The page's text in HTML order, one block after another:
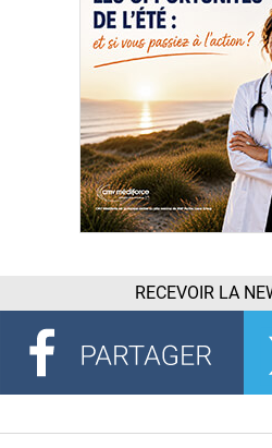
RECEVOIR LA